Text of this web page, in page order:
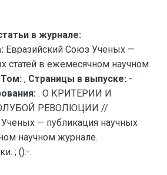
в журнале:
Евразийский Союз Ученых —
статей в ежемесячном научном
Том: , Страницы в выпуске: -
. О КРИТЕРИИ И
РЕВОЛЮЦИИ //
— публикация научных
научном журнале.
; ():-.